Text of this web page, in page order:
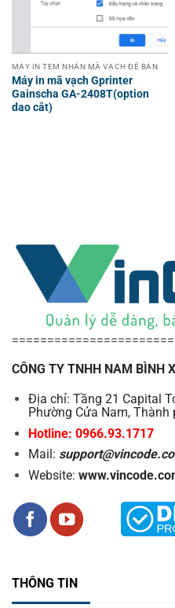
MÁY IN TEM NHÃN MÃ VẠCH ĐỂ BÀN
Máy in mã vạch Gprinter
Gainscha GA-2408T(option
dao cắt)
CÔNG TY TNHH NAM BÌNH
Địa chỉ: Tầng 21 Capital
Phường Cửa Nam, Thành
Hotline: 0966.93.1717
Mail:
Website:
THÔNG TIN